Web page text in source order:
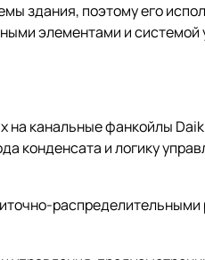
здания, поэтому его
элементами и системой
канальные фанкойлы
конденсата и логику